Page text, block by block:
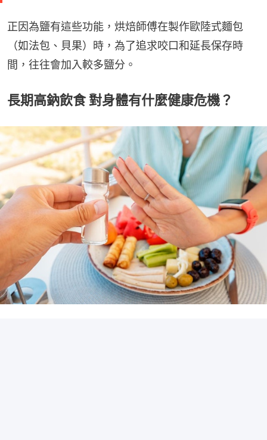
正因為鹽有這些功能，烘焙師傅在製作歐陸式麵包
（如法包、貝果）時，為了追求咬口和延長保存時
間，往往會加入較多鹽分。
長期高鈉飲食 對身體有什麼健康危機？